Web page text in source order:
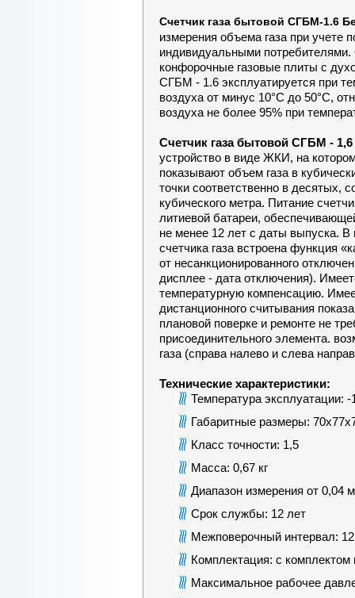
Счетчик газа бытовой СГБМ-1.6
измерения объема газа при учете
индивидуальными потребителями.
конфорочные газовые плиты с
СГБМ - 1.6 эксплуатируется при
воздуха от минус 10°С до 50°С,
воздуха не более 95% при
Счетчик газа бытовой СГБМ - 1,6
устройство в виде ЖКИ, на
показывают объем газа в
точки соответственно в десятых,
кубического метра. Питание
литиевой батареи,
не менее 12 лет с даты выпуска. В
счетчика газа встроена функция
от несанкционированного
дисплее - дата отключения).
температурную компенсацию.
дистанционного считывания
плановой поверке и ремонте не
присоединительного элемента.
газа (справа налево и слева
Технические характеристики:
Температура эксплуатации:
Габаритные размеры:
Класс точности: 1,5
Масса: 0,67 кг
Диапазон измерения от 0,04
Срок службы: 12 лет
Межповерочный интервал:
Комплектация: с
Максимальное рабочее